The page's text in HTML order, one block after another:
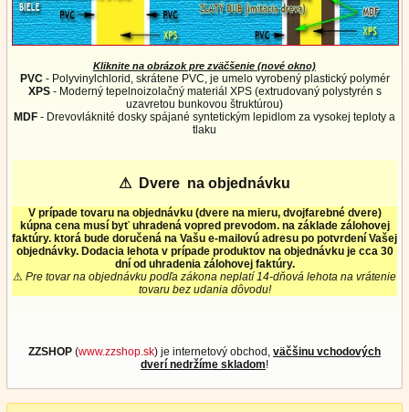
Kliknite na obrázok pre zväčšenie (nové okno)
PVC- Polyvinylchlorid, skrátene PVC, je umelo vyrobený plastický polymér
XPS- Moderný tepelnoizolačný materiál XPS (extrudovaný polystyrén s
uzavretou bunkovou štruktúrou)
MDF - Drevovláknité dosky spájané syntetickým lepidlom za vysokej teploty a
tlaku
⚠ Dvere na objednávku
V prípade tovaru na objednávku (dvere na mieru, dvojfarebné dvere)
kúpna cena musí byť uhradená vopred prevodom. na základe zálohovej
faktúry. ktorá bude doručená na Vašu e-mailovú adresu po potvrdení Vašej
objednávky. Dodacia lehota v prípade produktov na objednávku je cca 30
dní od uhradenia zálohovej faktúry.
⚠ Pre tovar na objednávku podľa zákona neplatí 14-dňová lehota na vrátenie
tovaru bez udania dôvodu!
ZZSHOP (www.zzshop.sk) je internetový obchod, väčšinu vchodových
dverí nedržíme skladom!